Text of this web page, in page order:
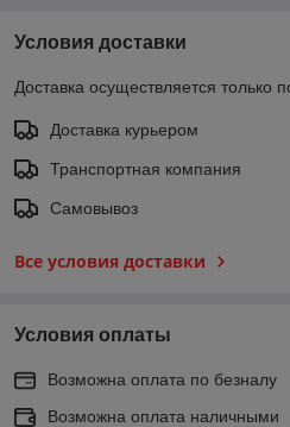
Условия доставки
Доставка осуществляется только
Доставка курьером
Транспортная компания
Самовывоз
Все условия доставки
Условия оплаты
Возможна оплата по безналу
Возможна оплата наличными